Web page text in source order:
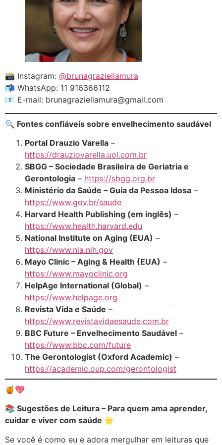
📸 Instagram: @brunagraziellamura
📬 WhatsApp: 11 916366112
📧 E-mail: brunagraziellamura@gmail.com
🔍 Fontes confiáveis sobre envelhecimento saudável
Portal Drauzio Varella –
https://drauziovarella.uol.com.br
SBGG – Sociedade Brasileira de Geriatria e
Gerontologia – https://sbgg.org.br
Ministério da Saúde – Guia da Pessoa Idosa –
https://www.gov.br/saude
Harvard Health Publishing (em inglês) –
https://www.health.harvard.edu
National Institute on Aging (EUA) –
https://www.nia.nih.gov
Mayo Clinic – Aging & Health (EUA) –
https://www.mayoclinic.org
HelpAge International (Global) –
https://www.helpage.org
Revista Vida e Saúde –
https://www.revistavidaesaude.com.br
BBC Future – Envelhecimento Saudável –
https://www.bbc.com/future
The Gerontologist (Oxford Academic) –
https://academic.oup.com/gerontologist
🍯💖
📚 Sugestões de Leitura – Para quem ama aprender,
cuidar e viver com saúde 🌟
Se você é como eu e adora mergulhar em leituras que